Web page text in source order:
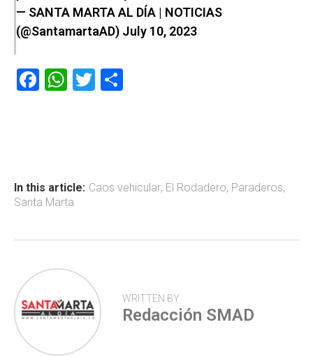
— SANTA MARTA AL DÍA | NOTICIAS
(@SantamartaAD) July 10, 2023
F
ok
W
p
p
T
tir
In this article: Caos vehicular, El Rodadero, Paraderos,
Santa Marta
WRITTEN BY
Redacción SMAD